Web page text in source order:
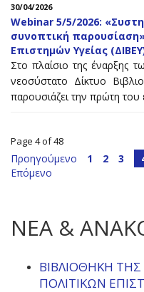
30/04/2026
Webinar 5/5/2026:
συνοπτική
Επιστημών Υγείας
Στο πλαίσιο της έναρξης
νεοσύστατο Δίκτυο
παρουσιάζει την πρώτη
Page 4 of 48
Προηγούμενο 1 2 3
Επόμενο
ΝΕΑ &
ΒΙΒΛΙΟΘΉΚΗ
ΠΟΛΙΤΙΚΏΝ